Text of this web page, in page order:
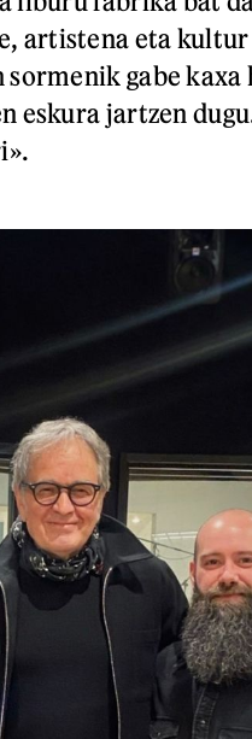
artistena eta
gabe kaxa
eskura jartzen